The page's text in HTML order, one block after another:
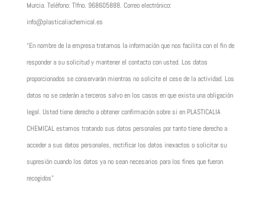
Murcia. Teléfono: Tlfno. 968605888. Correo electrónico:
info@plasticaliachemical.es
“En nombre de la empresa tratamos la información que nos facilita con el fin de
responder a su solicitud y mantener el contacto con usted. Los datos
proporcionados se conservarán mientras no solicite el cese de la actividad. Los
datos no se cederán a terceros salvo en los casos en que exista una obligación
legal. Usted tiene derecho a obtener confirmación sobre si en PLASTICALIA
CHEMICAL estamos tratando sus datos personales por tanto tiene derecho a
acceder a sus datos personales, rectificar los datos inexactos o solicitar su
supresión cuando los datos ya no sean necesarios para los fines que fueron
recogidos”